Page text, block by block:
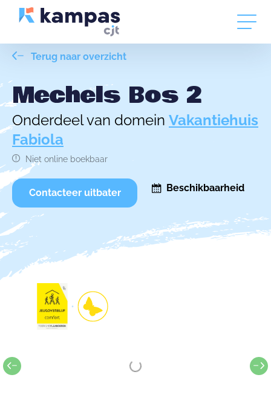
Terug naar overzicht
Mechels Bos 2
Onderdeel van domein Vakantiehuis
Fabiola
Niet online boekbaar
Contacteer uitbater Beschikbaarheid